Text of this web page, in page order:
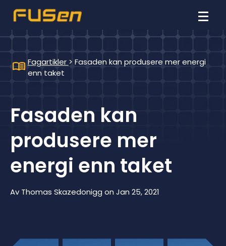
Fagartikler > Fasaden kan produsere mer energi
enn taket
Fasaden kan
produsere mer
energi enn taket
Av Thomas Skazedonigg on Jan 25, 2021